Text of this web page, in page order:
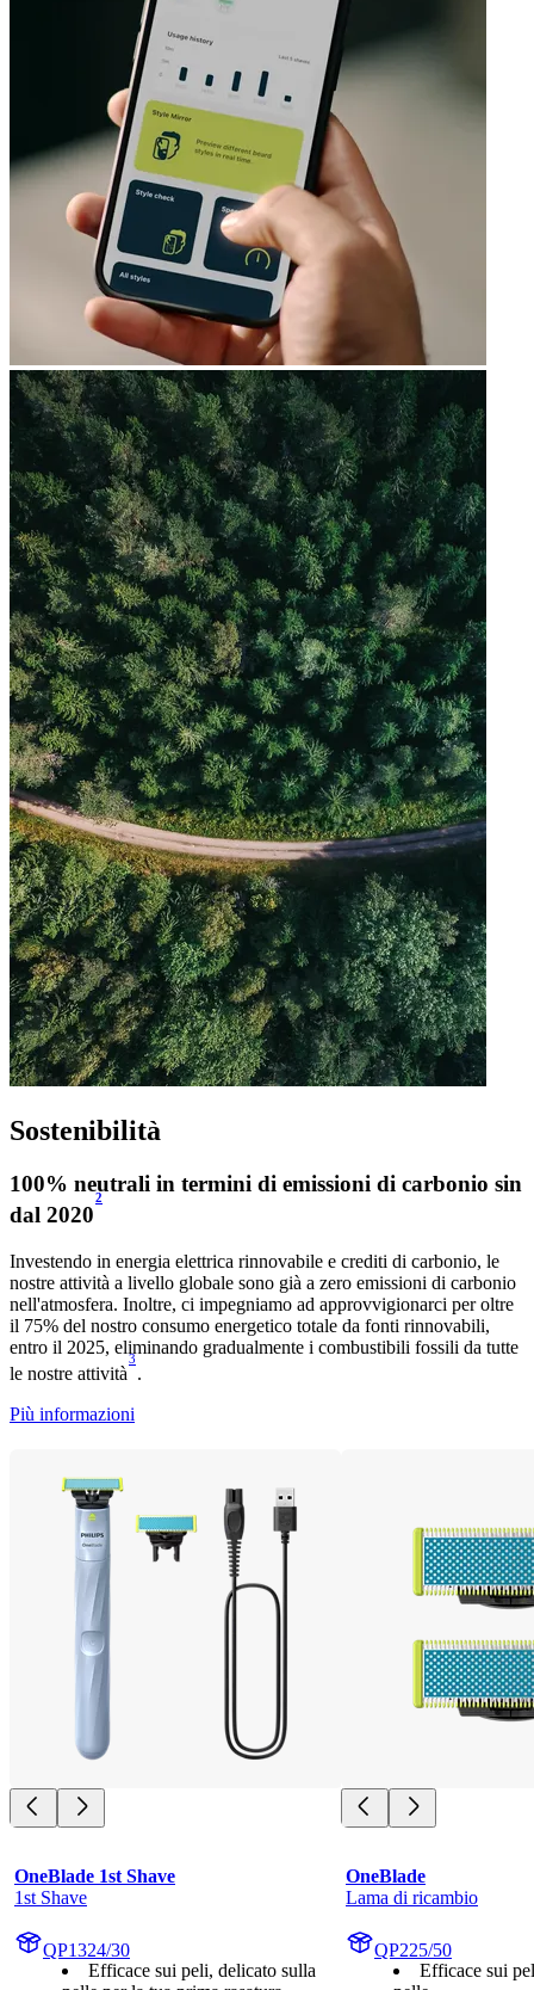
Sostenibilità
100% neutrali in termini di emissioni di carbonio sin
dal 2020
2
Investendo in energia elettrica rinnovabile e crediti di carbonio, le
nostre attività a livello globale sono già a zero emissioni di carbonio
nell'atmosfera. Inoltre, ci impegniamo ad approvvigionarci per oltre
il 75% del nostro consumo energetico totale da fonti rinnovabili,
entro il 2025, eliminando gradualmente i combustibili fossili da tutte
le nostre attività
3
.
Più informazioni
OneBlade 1st Shave
1st Shave
QP1324/30
Efficace sui peli, delicato sulla
OneBlade
Lama di ricambio
QP225/50
Efficace sui